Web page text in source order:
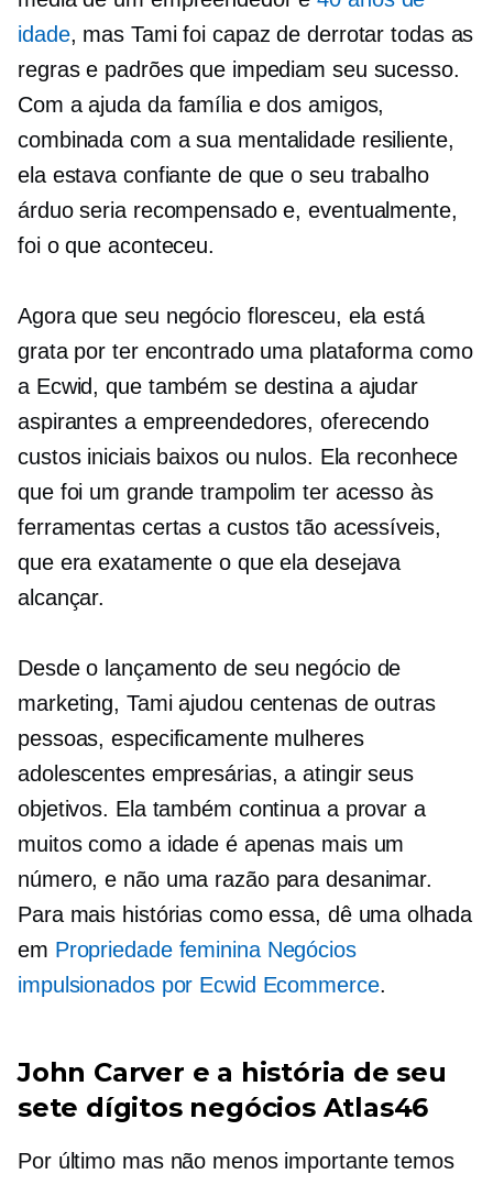
idade, mas Tami foi capaz de derrotar todas as
regras e padrões que impediam seu sucesso.
Com a ajuda da família e dos amigos,
combinada com a sua mentalidade resiliente,
ela estava confiante de que o seu trabalho
árduo seria recompensado e, eventualmente,
foi o que aconteceu.
Agora que seu negócio floresceu, ela está
grata por ter encontrado uma plataforma como
a Ecwid, que também se destina a ajudar
aspirantes a empreendedores, oferecendo
custos iniciais baixos ou nulos. Ela reconhece
que foi um grande trampolim ter acesso às
ferramentas certas a custos tão acessíveis,
que era exatamente o que ela desejava
alcançar.
Desde o lançamento de seu negócio de
marketing, Tami ajudou centenas de outras
pessoas, especificamente mulheres
adolescentes empresárias, a atingir seus
objetivos. Ela também continua a provar a
muitos como a idade é apenas mais um
número, e não uma razão para desanimar.
Para mais histórias como essa, dê uma olhada
em Propriedade femininaNegócios
impulsionados por Ecwid Ecommerce.
John Carver e a história de seu
sete dígitosnegócios Atlas46
Por último mas não menos importante temos